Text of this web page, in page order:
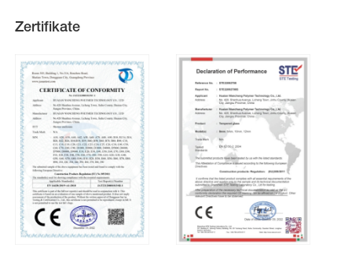
Zertifikate